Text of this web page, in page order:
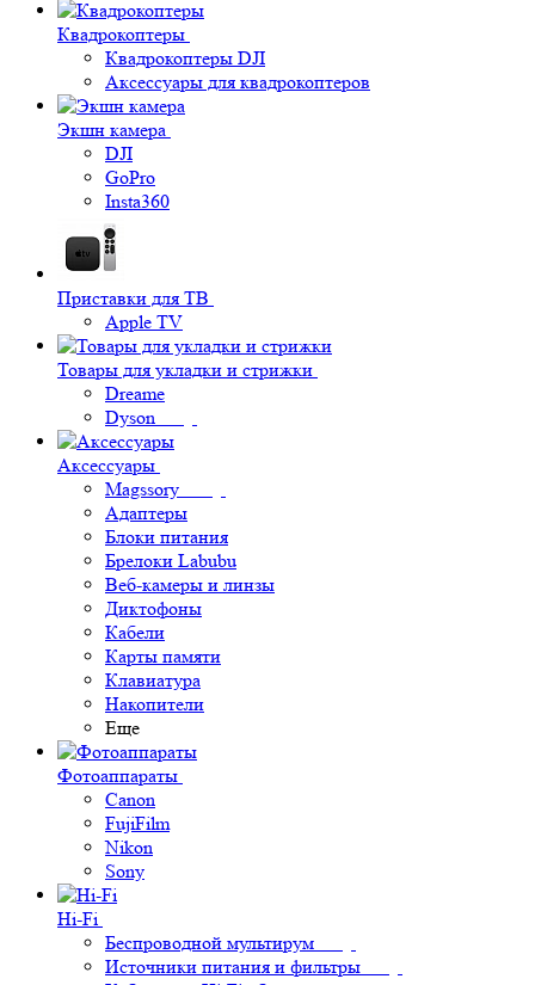
Квадрокоптеры
Квадрокоптеры DJI
Аксессуары для квадрокоптеров
Экшн камера
DJI
GoPro
Insta360
Приставки для ТВ
Apple TV
Товары для укладки и стрижки
Dreame
Dyson
Аксессуары
Magssory
Адаптеры
Блоки питания
Брелоки Labubu
Веб-камеры и линзы
Диктофоны
Кабели
Карты памяти
Клавиатура
Накопители
Еще
Фотоаппараты
Canon
FujiFilm
Nikon
Sony
Hi-Fi
Беспроводной мультирум
Источники питания и фильтры